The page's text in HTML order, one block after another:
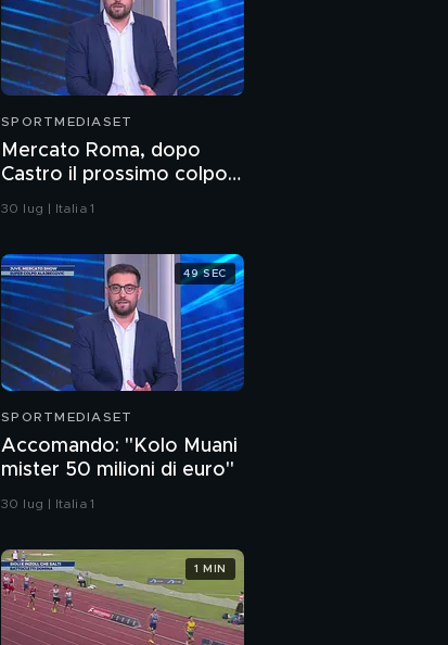
SPORTMEDIASET
Mercato Roma, dopo
Castro il prossimo colpo
è in difesa?
30 lug | Italia 1
SPORTMEDIASET
Accomando: "Kolo Muani
mister 50 milioni di euro"
30 lug | Italia 1
49 SEC
1 MIN